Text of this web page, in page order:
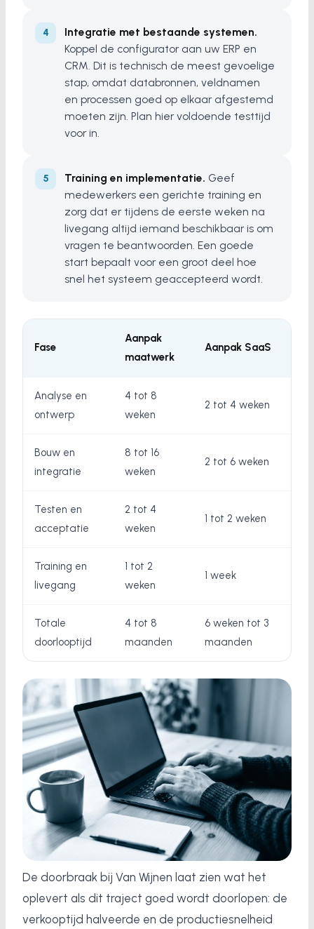
Integratie met bestaande systemen.
Koppel de configurator aan uw ERP en
CRM. Dit is technisch de meest gevoelige
stap, omdat databronnen, veldnamen
en processen goed op elkaar afgestemd
moeten zijn. Plan hier voldoende testtijd
voor in.
Training en implementatie. Geef
medewerkers een gerichte training en
zorg dat er tijdens de eerste weken na
livegang altijd iemand beschikbaar is om
vragen te beantwoorden. Een goede
start bepaalt voor een groot deel hoe
snel het systeem geaccepteerd wordt.
Fase
Aanpak
maatwerk
Aanpak SaaS
Analyse en
ontwerp
4 tot 8
weken
2 tot 4 weken
Bouw en
integratie
8 tot 16
weken
2 tot 6 weken
Testen en
acceptatie
2 tot 4
weken
1 tot 2 weken
Training en
livegang
1 tot 2
weken
1 week
Totale
doorlooptijd
4 tot 8
maanden
6 weken tot 3
maanden
De doorbraak bij Van Wijnen laat zien wat het
oplevert als dit traject goed wordt doorlopen: de
verkooptijd halveerde en de productiesnelheid